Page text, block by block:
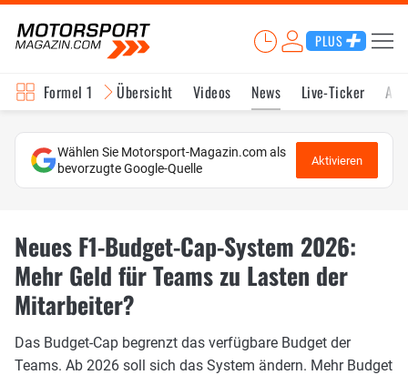
PLUS
Formel 1 Übersicht Videos News Live-Ticker
Wählen Sie Motorsport-Magazin.com als
bevorzugte Google-Quelle
Aktivieren
Neues F1-Budget-Cap-System 2026:
Mehr Geld für Teams zu Lasten der
Mitarbeiter?
Das Budget-Cap begrenzt das verfügbare Budget der
Teams. Ab 2026 soll sich das System ändern. Mehr Budget